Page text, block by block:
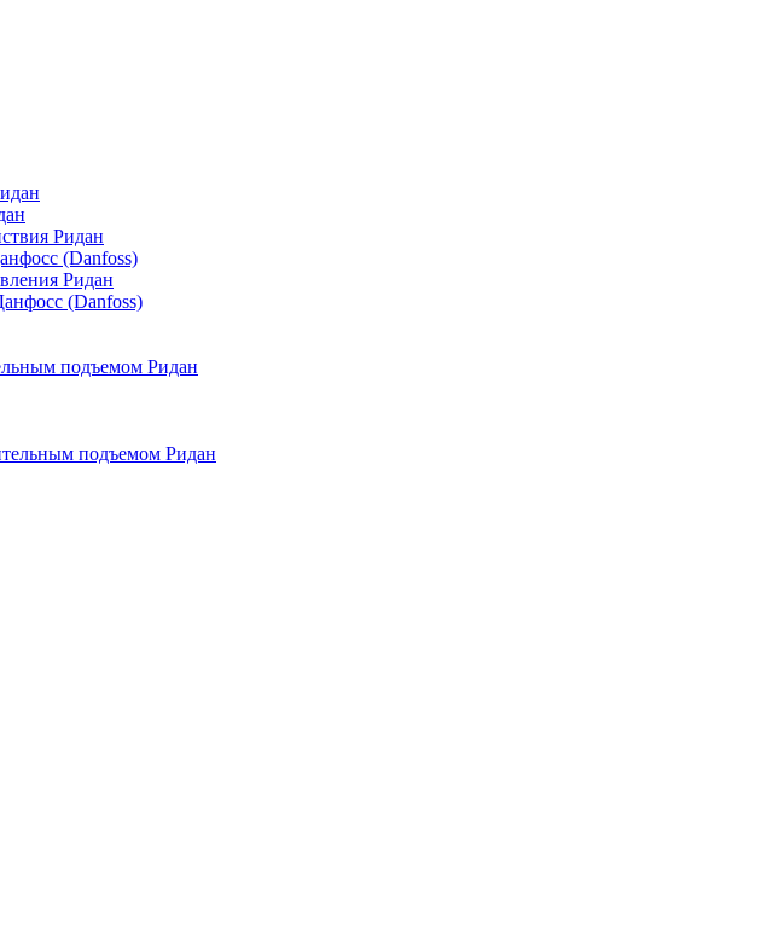
Ридан
(Danfoss)
Ридан
(Danfoss)
подъемом Ридан
подъемом Ридан